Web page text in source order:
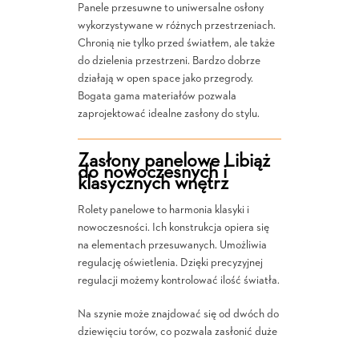
Panele przesuwne to uniwersalne osłony
wykorzystywane w różnych przestrzeniach.
Chronią nie tylko przed światłem, ale także
do dzielenia przestrzeni. Bardzo dobrze
działają w open space jako przegrody.
Bogata gama materiałów pozwala
zaprojektować idealne zasłony do stylu.
Zasłony panelowe Libiąż
do nowoczesnych i
klasycznych wnętrz
Rolety panelowe to harmonia klasyki i
nowoczesności. Ich konstrukcja opiera się
na elementach przesuwanych. Umożliwia
regulację oświetlenia. Dzięki precyzyjnej
regulacji możemy kontrolować ilość światła.
Na szynie może znajdować się od dwóch do
dziewięciu torów, co pozwala zasłonić duże